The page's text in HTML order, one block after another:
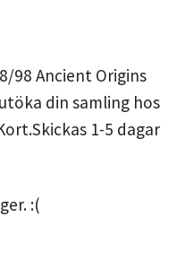
98 Ancient Origins
din samling hos
1-5 dagar
:(